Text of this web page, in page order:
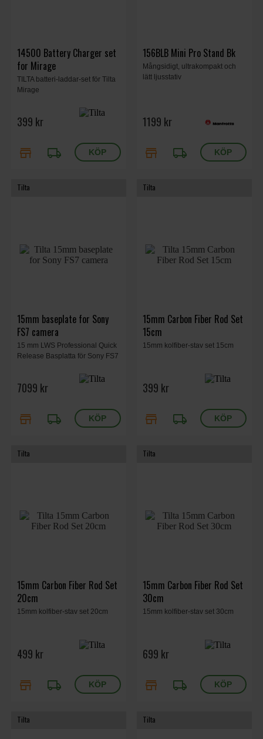
14500 Battery Charger set
for Mirage
TILTA batteri-laddar-set för Tilta
Mirage
399 kr
store local_shipping
156BLB Mini Pro Stand Bk
Mångsidigt, ultrakompakt och
lätt ljusstativ
1199 kr
store local_shipping
Tilta
15mm baseplate for Sony
FS7 camera
15 mm LWS Professional Quick
Release Basplatta för Sony FS7
7099 kr
store local_shipping
Tilta
15mm Carbon Fiber Rod Set
15cm
15mm kolfiber-stav set 15cm
399 kr
store local_shipping
Tilta
15mm Carbon Fiber Rod Set
20cm
15mm kolfiber-stav set 20cm
499 kr
store local_shipping
Tilta
15mm Carbon Fiber Rod Set
30cm
15mm kolfiber-stav set 30cm
699 kr
store local_shipping
Tilta Tilta